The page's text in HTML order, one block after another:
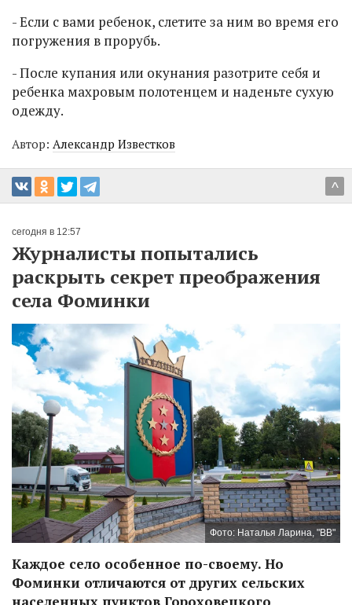
- Если с вами ребенок, слетите за ним во время его
погружения в прорубь.
- После купания или окунания разотрите себя и
ребенка махровым полотенцем и наденьте сухую
одежду.
Автор: Александр Известков
^
сегодня в 12:57
Журналисты попытались
раскрыть секрет преображения
села Фоминки
Фото: Наталья Ларина, "ВВ"
Каждое село особенное по-своему. Но
Фоминки отличаются от других сельских